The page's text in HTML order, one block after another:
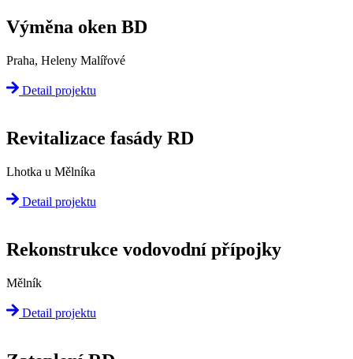
Výměna oken BD
Praha, Heleny Malířové
Detail projektu
Revitalizace fasády RD
Lhotka u Mělníka
Detail projektu
Rekonstrukce vodovodní přípojky
Mělník
Detail projektu